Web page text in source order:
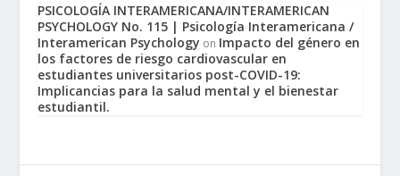
PSICOLOGÍA INTERAMERICANA/INTERAMERICAN
PSYCHOLOGY No. 115 | Psicología Interamericana /
Interamerican Psychology on Impacto del género en
los factores de riesgo cardiovascular en
estudiantes universitarios post-COVID-19:
Implicancias para la salud mental y el bienestar
estudiantil.